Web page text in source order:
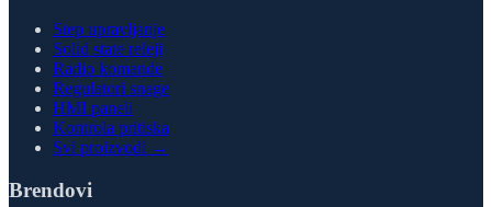
Step upravljanje
Solid state releji
Radio komande
Regulatori snage
HMI paneli
Kontrola pritiska
Svi proizvodi →
Brendovi